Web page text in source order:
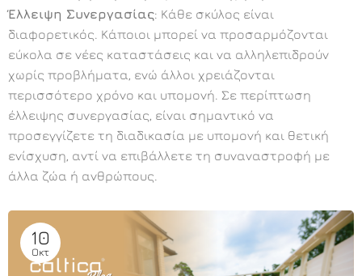
Έλλειψη Συνεργασίας: Κάθε σκύλος είναι
διαφορετικός. Κάποιοι μπορεί να προσαρμόζονται
εύκολα σε νέες καταστάσεις και να αλληλεπιδρούν
χωρίς προβλήματα, ενώ άλλοι χρειάζονται
περισσότερο χρόνο και υπομονή. Σε περίπτωση
έλλειψης συνεργασίας, είναι σημαντικό να
προσεγγίζετε τη διαδικασία με υπομονή και θετική
ενίσχυση, αντί να επιβάλλετε τη συναναστροφή με
άλλα ζώα ή ανθρώπους.
10
Οκτ